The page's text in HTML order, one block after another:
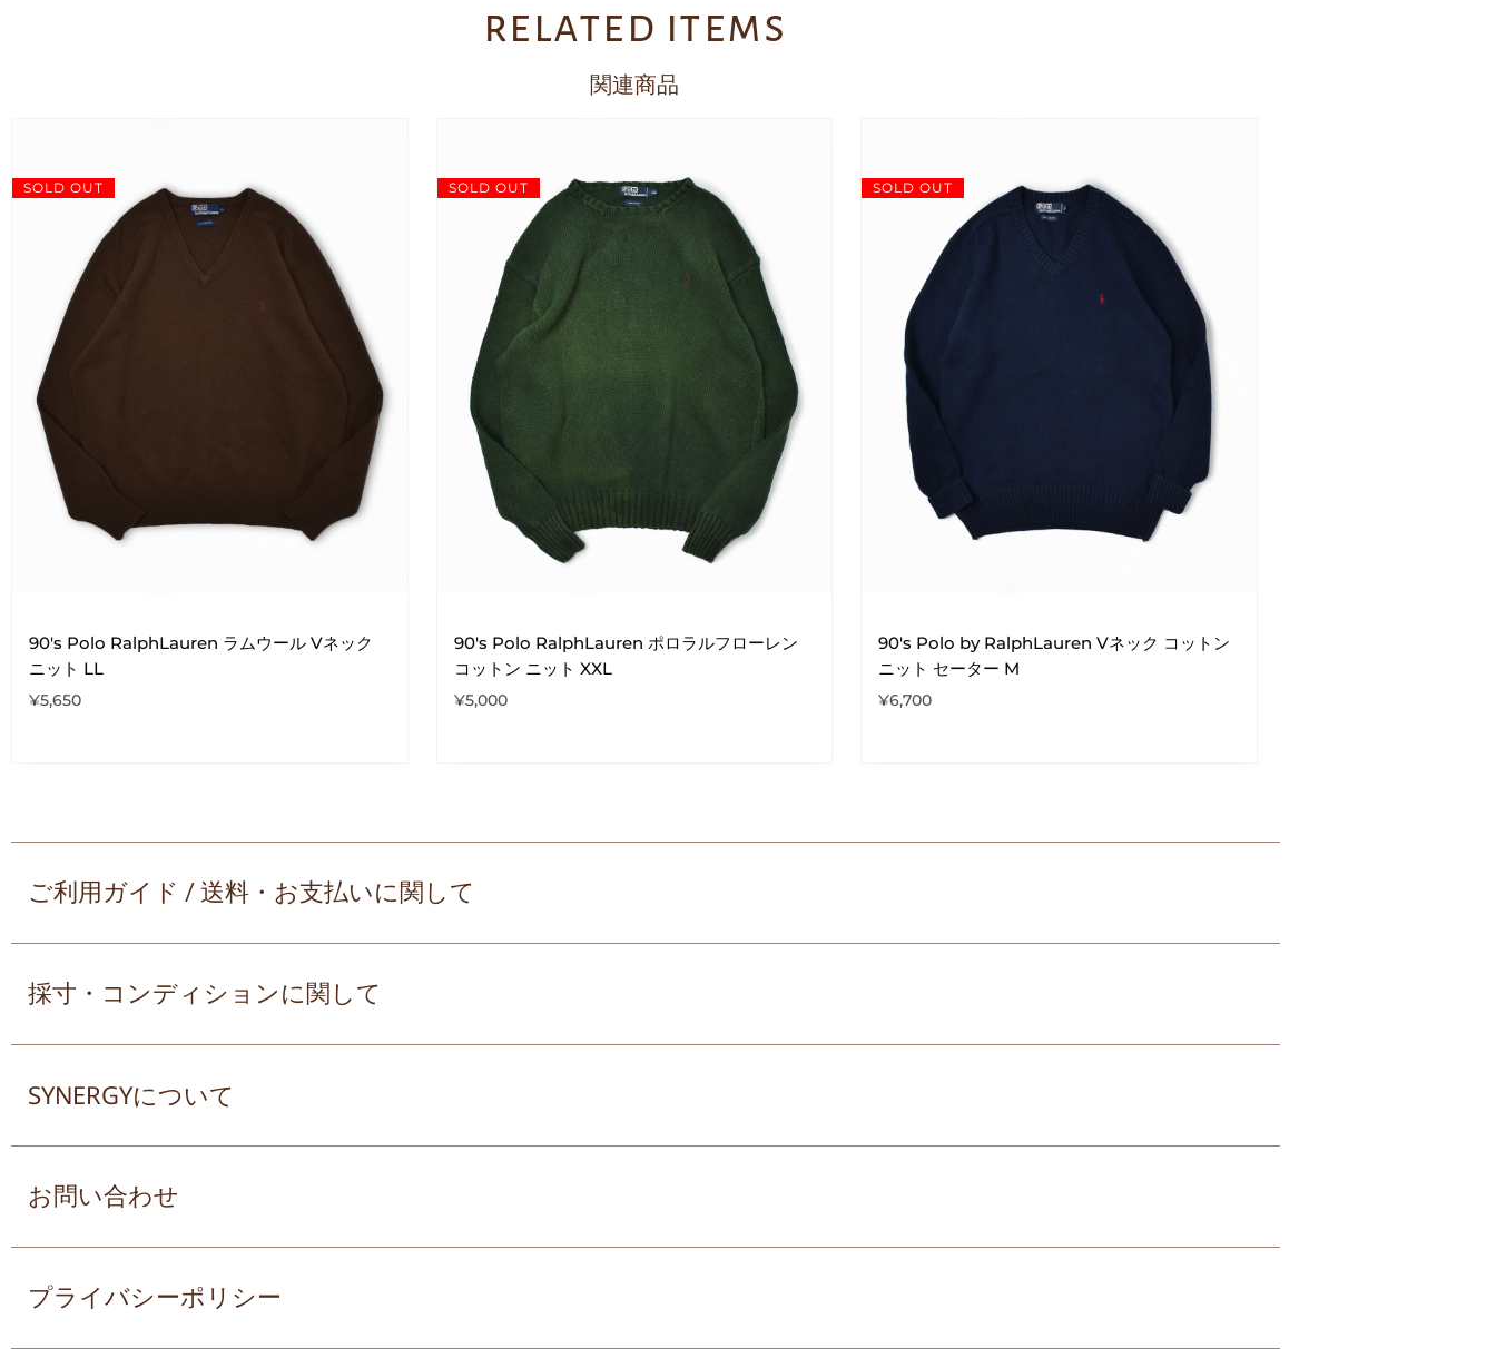
related items
関連商品
SOLD OUT
90's Polo RalphLauren ラムウール Vネック
ニット LL
¥5,650
SOLD OUT
90's Polo RalphLauren ポロラルフローレン
コットン ニット XXL
¥5,000
SOLD OUT
90's Polo by RalphLauren Vネック コットン
ニット セーター M
¥6,700
ご利用ガイド / 送料・お支払いに関して
採寸・コンディションに関して
SYNERGYについて
お問い合わせ
プライバシーポリシー